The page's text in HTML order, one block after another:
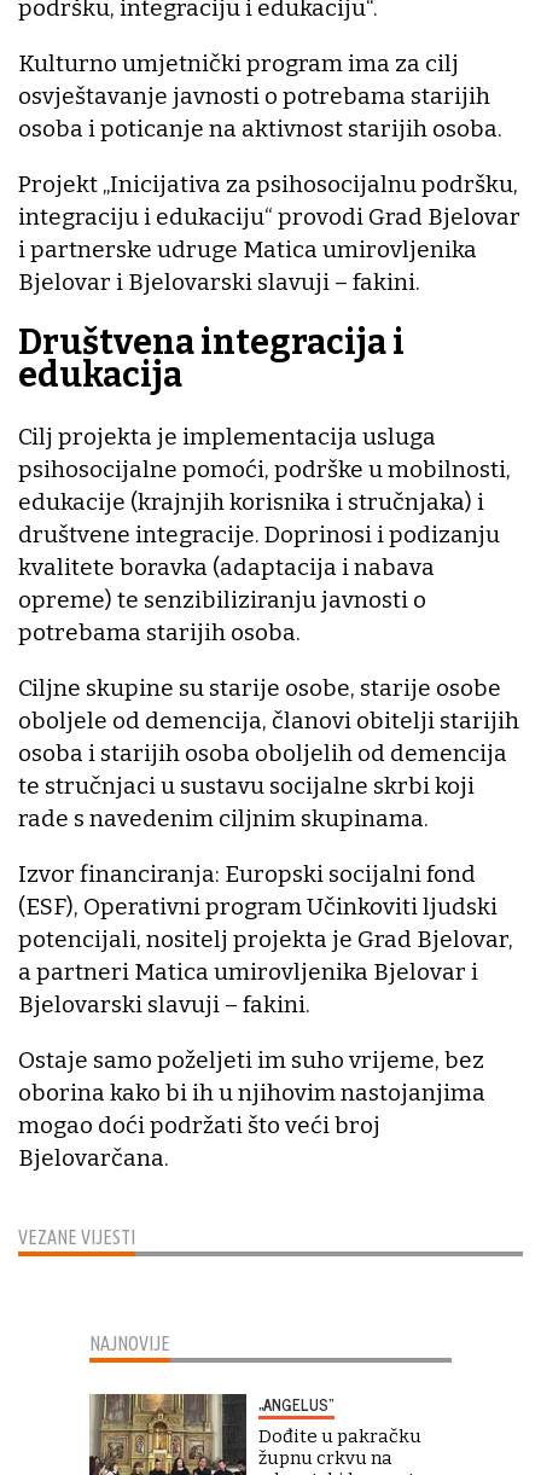
VEZANE VIJESTI
podršku, integraciju i edukaciju“.
Kulturno umjetnički program ima za cilj
osvještavanje javnosti o potrebama starijih
osoba i poticanje na aktivnost starijih osoba.
Projekt „Inicijativa za psihosocijalnu podršku,
integraciju i edukaciju“ provodi Grad Bjelovar
i partnerske udruge Matica umirovljenika
Bjelovar i Bjelovarski slavuji – fakini.
Društvena integracija i
edukacija
Cilj projekta je implementacija usluga
psihosocijalne pomoći, podrške u mobilnosti,
edukacije (krajnjih korisnika i stručnjaka) i
društvene integracije. Doprinosi i podizanju
kvalitete boravka (adaptacija i nabava
opreme) te senzibiliziranju javnosti o
potrebama starijih osoba.
Ciljne skupine su starije osobe, starije osobe
oboljele od demencija, članovi obitelji starijih
osoba i starijih osoba oboljelih od demencija
te stručnjaci u sustavu socijalne skrbi koji
rade s navedenim ciljnim skupinama.
Izvor financiranja: Europski socijalni fond
(ESF), Operativni program Učinkoviti ljudski
potencijali, nositelj projekta je Grad Bjelovar,
a partneri Matica umirovljenika Bjelovar i
Bjelovarski slavuji – fakini.
Ostaje samo poželjeti im suho vrijeme, bez
oborina kako bi ih u njihovim nastojanjima
mogao doći podržati što veći broj
Bjelovarčana.
NAJNOVIJE
„ANGELUS“
Dođite u pakračku
župnu crkvu na